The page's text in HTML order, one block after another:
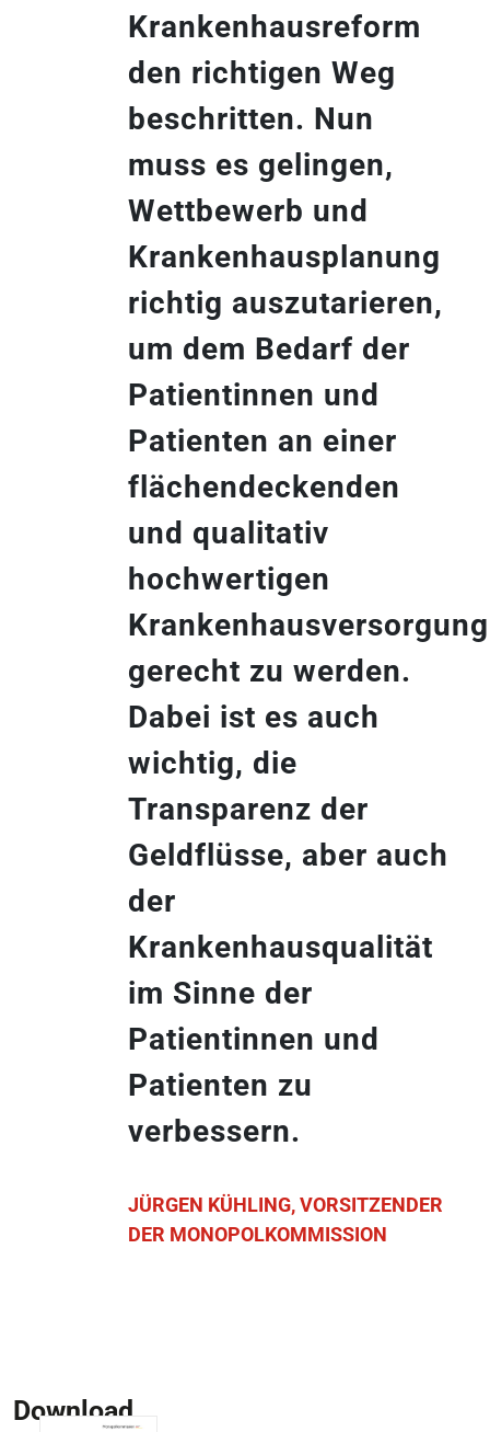
Krankenhausreform
den richtigen Weg
beschritten. Nun
muss es gelingen,
Wettbewerb und
Krankenhausplanung
richtig auszutarieren,
um dem Bedarf der
Patientinnen und
Patienten an einer
flächendeckenden
und qualitativ
hochwertigen
Krankenhausversorgung
gerecht zu werden.
Dabei ist es auch
wichtig, die
Transparenz der
Geldflüsse, aber auch
der
Krankenhausqualität
im Sinne der
Patientinnen und
Patienten zu
verbessern.
JÜRGEN KÜHLING, VORSITZENDER
DER MONOPOLKOMMISSION
Download